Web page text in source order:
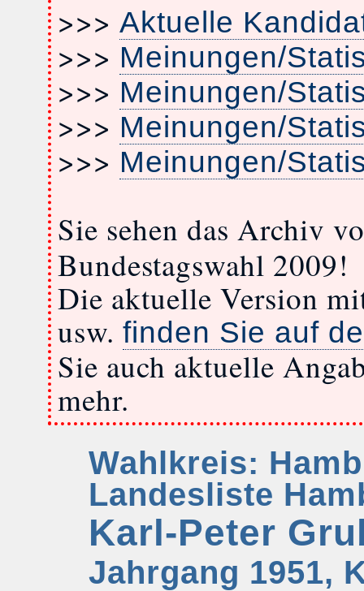
>>> Aktuelle
>>> Meinungen/
>>> Meinungen/
>>> Meinungen/
>>> Meinungen/
Sie sehen das Archiv
Bundestagswahl 2009!
Die aktuelle Version
usw. finden Sie auf
Sie auch aktuelle
mehr.
Wahlkreis:
Landesliste
Karl-Peter
Jahrgang 1951,